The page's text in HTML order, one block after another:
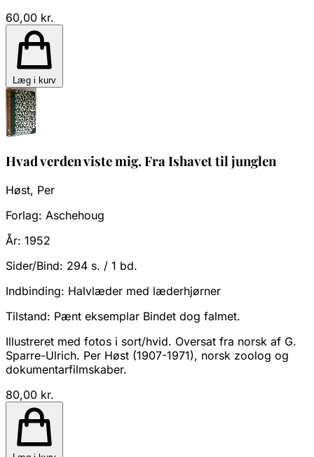
60,00 kr.
Læg i kurv
Hvad verden viste mig. Fra Ishavet til junglen
Høst, Per
Forlag: Aschehoug
År: 1952
Sider/Bind: 294 s. / 1 bd.
Indbinding: Halvlæder med læderhjørner
Tilstand: Pænt eksemplar Bindet dog falmet.
Illustreret med fotos i sort/hvid. Oversat fra norsk af G.
Sparre-Ulrich. Per Høst (1907-1971), norsk zoolog og
dokumentarfilmskaber.
80,00 kr.